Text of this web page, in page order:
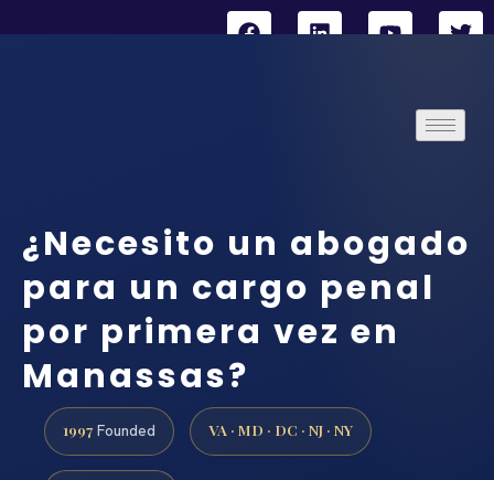
¿Necesito un abogado
para un cargo penal
por primera vez en
Manassas?
1997 Founded VA · MD · DC · NJ · NY